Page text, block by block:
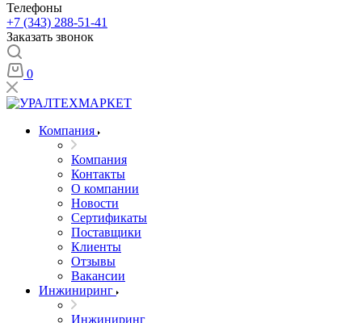
Телефоны
+7 (343) 288-51-41
Заказать звонок
0
Компания
Компания
Контакты
О компании
Новости
Сертификаты
Поставщики
Клиенты
Отзывы
Вакансии
Инжиниринг
Инжиниринг